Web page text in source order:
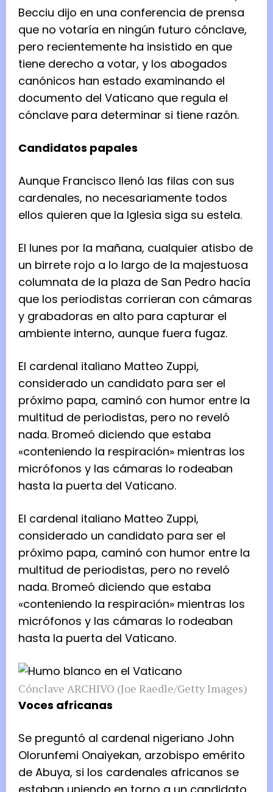
Becciu dijo en una conferencia de prensa
que no votaría en ningún futuro cónclave,
pero recientemente ha insistido en que
tiene derecho a votar, y los abogados
canónicos han estado examinando el
documento del Vaticano que regula el
cónclave para determinar si tiene razón.
Candidatos papales
Aunque Francisco llenó las filas con sus
cardenales, no necesariamente todos
ellos quieren que la Iglesia siga su estela.
El lunes por la mañana, cualquier atisbo de
un birrete rojo a lo largo de la majestuosa
columnata de la plaza de San Pedro hacía
que los periodistas corrieran con cámaras
y grabadoras en alto para capturar el
ambiente interno, aunque fuera fugaz.
El cardenal italiano Matteo Zuppi,
considerado un candidato para ser el
próximo papa, caminó con humor entre la
multitud de periodistas, pero no reveló
nada. Bromeó diciendo que estaba
«conteniendo la respiración» mientras los
micrófonos y las cámaras lo rodeaban
hasta la puerta del Vaticano.
El cardenal italiano Matteo Zuppi,
considerado un candidato para ser el
próximo papa, caminó con humor entre la
multitud de periodistas, pero no reveló
nada. Bromeó diciendo que estaba
«conteniendo la respiración» mientras los
micrófonos y las cámaras lo rodeaban
hasta la puerta del Vaticano.
Cónclave ARCHIVO (Joe Raedle/Getty Images)
Voces africanas
Se preguntó al cardenal nigeriano John
Olorunfemi Onaiyekan, arzobispo emérito
de Abuya, si los cardenales africanos se